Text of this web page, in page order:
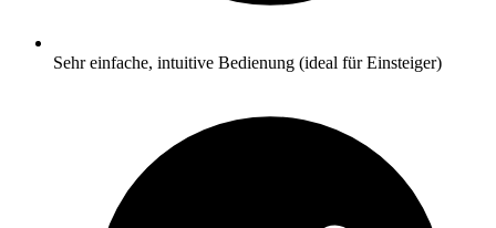
Sehr einfache, intuitive Bedienung (ideal für Einsteiger)